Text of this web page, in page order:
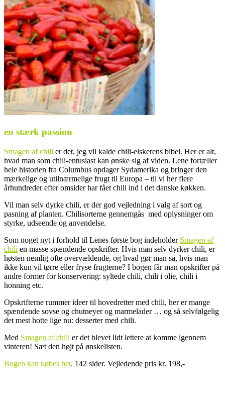
en stærk passion
Smagen af chili er det, jeg vil kalde chili-elskerens bibel. Her er alt,
hvad man som chili-entusiast kan ønske sig af viden. Lene fortæller
hele historien fra Columbus opdager Sydamerika og bringer den
mærkelige og utilnærmelige frugt til Europa – til vi her flere
århundreder efter omsider har fået chili ind i det danske køkken.
Vil man selv dyrke chili, er der god vejledning i valg af sort og
pasning af planten. Chilisorterne gennemgås med oplysninger om
styrke, udseende og anvendelse.
Som noget nyt i forhold til Lenes første bog indeholder Smagen af
chili en masse spændende opskrifter. Hvis man selv dyrker chili, er
høsten nemlig ofte overvældende, og hvad gør man så, hvis man
ikke kun vil tørre eller fryse frugterne? I bogen får man opskrifter på
andre former for konservering: syltede chili, chili i olie, chili i
honning etc.
Opskrifterne rummer ideer til hovedretter med chili, her er mange
spændende sovse og chutneyer og marmelader … og så selvfølgelig
det mest hotte lige nu: desserter med chili.
Med Smagen af chili er det blevet lidt lettere at komme igennem
vinteren! Sæt den højt på ønskelisten.
Bogen kan købes her. 142 sider. Vejledende pris kr. 198,-